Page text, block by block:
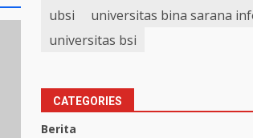
ubsi
universitas bina sarana
universitas bsi
CATEGORIES
Berita